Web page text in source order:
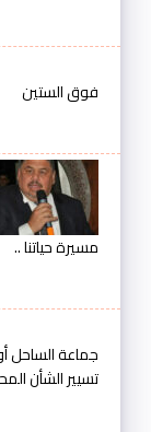
فوق الستين
مسيرة حياتنا ..
جماعة الساحل
تسيير الشأن